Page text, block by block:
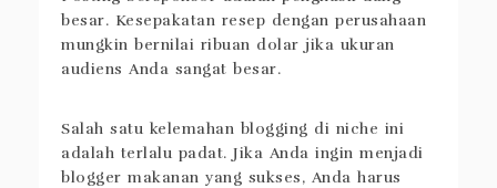
besar. Kesepakatan resep dengan perusahaan
mungkin bernilai ribuan dolar jika ukuran
audiens Anda sangat besar.
Salah satu kelemahan blogging di niche ini
adalah terlalu padat. Jika Anda ingin menjadi
blogger makanan yang sukses, Anda harus